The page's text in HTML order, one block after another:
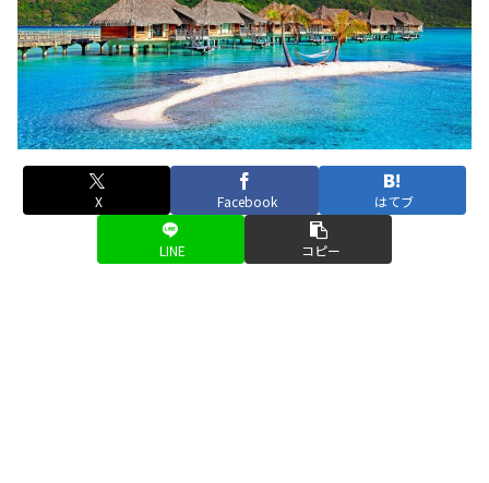
X Facebook はてブ
LINE コピー